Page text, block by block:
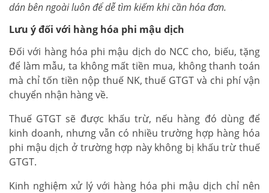
dán bên ngoài luôn để dễ tìm kiếm khi cần hóa đơn.
Lưu ý đối với hàng hóa phi mậu dịch
Đối với hàng hóa phi mậu dịch do NCC cho, biếu, tặng
để làm mẫu, ta không mất tiền mua, không thanh toán
mà chỉ tốn tiền nộp thuế NK, thuế GTGT và chi phí vận
chuyển nhận hàng về.
Thuế GTGT sẽ được khấu trừ, nếu hàng đó dùng để
kinh doanh, nhưng vẫn có nhiều trường hợp hàng hóa
phi mậu dịch ở trường hợp này không bị khấu trừ thuế
GTGT.
Kinh nghiệm xử lý với hàng hóa phi mậu dịch chỉ nên